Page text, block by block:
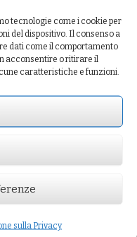
tecnologie come i cookie per
del dispositivo. Il consenso a
dati come il comportamento
acconsentire o ritirare il
caratteristiche e funzioni.
sulla Privacy